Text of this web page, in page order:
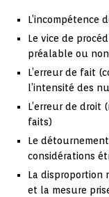
L’incompétence
Le vice de
préalable ou
L’erreur de fait
l’intensité des
L’erreur de
faits)
Le
considérations
La disproportion
et la mesure